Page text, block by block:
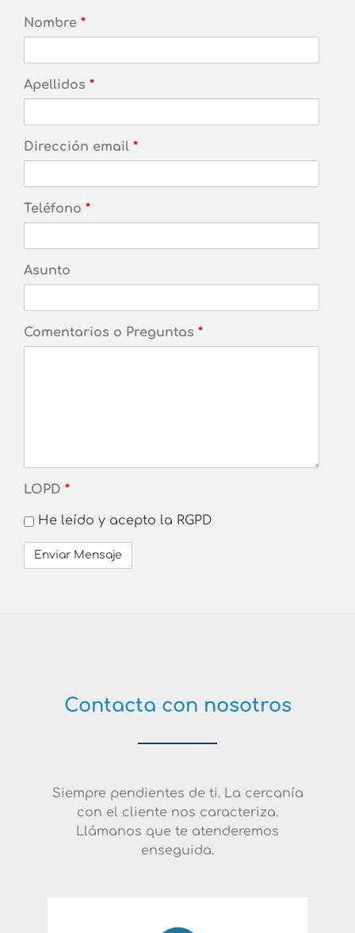
Nombre *
Apellidos *
Dirección email *
Teléfono *
Asunto
Comentarios o Preguntas *
LOPD *
He leído y acepto la RGPD
Contacta con nosotros
Siempre pendientes de ti. La cercanía
con el cliente nos caracteriza.
Llámanos que te atenderemos
enseguida.